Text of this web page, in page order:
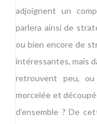
adjoignent un
parlera ainsi de
ou bien encore de
intéressantes, mais
retrouvent peu,
morcelée et
d’ensemble ? De